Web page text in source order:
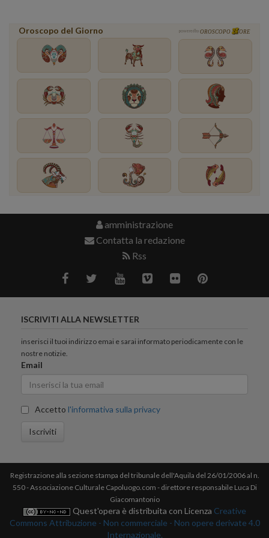
Oroscopo del Giorno powered by OROSCOPO ORE
amministrazione
Contatta la redazione
Rss
ISCRIVITI ALLA NEWSLETTER
inserisci il tuoi indirizzo emai e sarai informato periodicamente con le
nostre notizie.
Email
Accetto l'informativa sulla privacy
Iscriviti
Registrazione alla sezione stampa del tribunale dell'Aquila del 26/01/2006 al n.
550 - Associazione Culturale Capoluogo.com - direttore responsabile Luca Di
Giacomantonio
Quest'opera è distribuita con Licenza Creative
Commons Attribuzione - Non commerciale - Non opere derivate 4.0
Internazionale.